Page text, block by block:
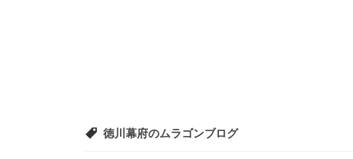
徳川幕府のムラゴンブログ